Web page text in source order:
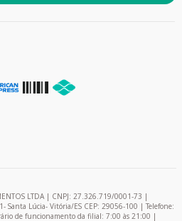
LTDA | CNPJ: 27.326.719/0001-73 |
Santa Lúcia- Vitória/ES CEP: 29056-100 | Telefone:
de funcionamento da filial: 7:00 às 21:00 |